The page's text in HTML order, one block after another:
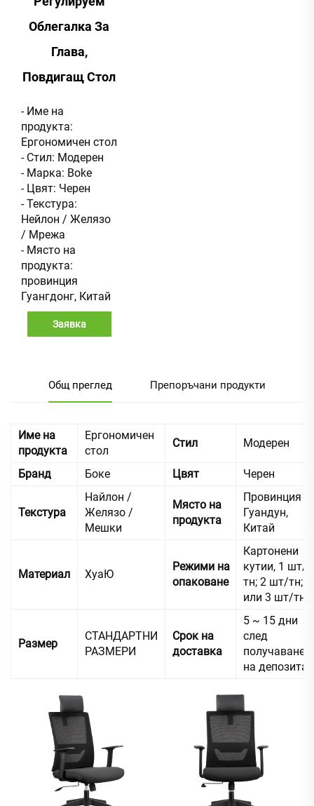
Облегалка За
Глава,
Повдигащ Стол
- Име на
продукта:
Ергономичен стол
- Стил: Модерен
- Марка: Boke
- Цвят: Черен
- Текстура:
Нейлон / Желязо
/ Мрежа
- Място на
продукта:
провинция
Гуангдонг, Китай
Заявка
Общ преглед Препоръчани продукти
Име на
продукта
Ергономичен
стол
Стил Модерен
Бранд Боке Цвят Черен
Текстура
Найлон /
Желязо /
Мешки
Място на
продукта
Провинция
Гуандун,
Китай
Материал ХуаЮ
Режими на
опаковане
Картонени
кутии, 1 шт/
тн; 2 шт/тн;
или 3 шт/тн
Размер
СТАНДАРТНИ
РАЗМЕРИ
Срок на
доставка
5 ~ 15 дни
след
получаване
на депозита